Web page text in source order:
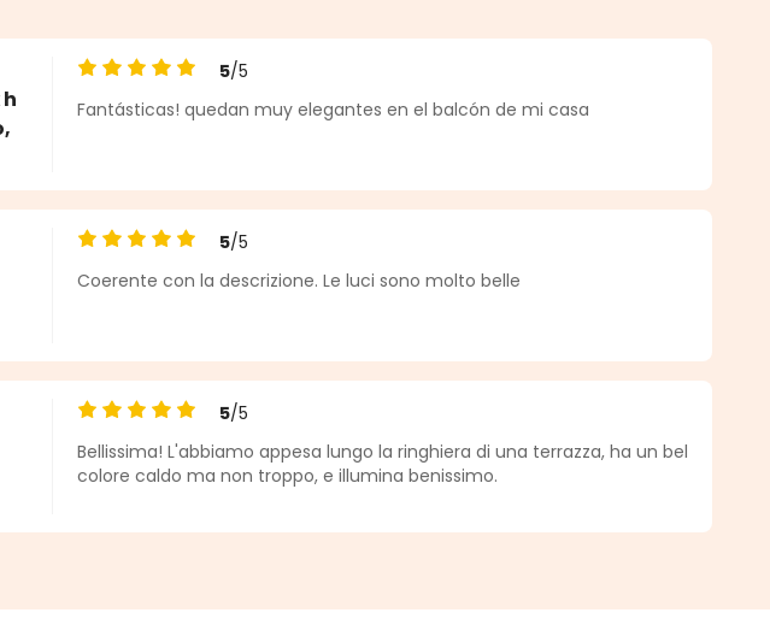
Valutazione media di 5 su 5 stelle
5/5
Fantásticas! quedan muy elegantes en el balcón de mi casa
Valutazione media di 5 su 5 stelle
5/5
Coerente con la descrizione. Le luci sono molto belle
Valutazione media di 5 su 5 stelle
5/5
Bellissima! L'abbiamo appesa lungo la ringhiera di una terrazza, ha un bel
colore caldo ma non troppo, e illumina benissimo.